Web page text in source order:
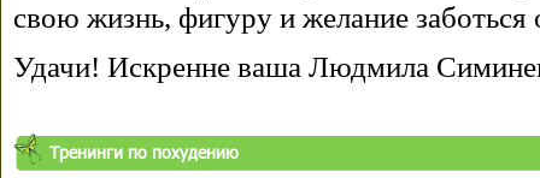
свою жизнь, фигуру и желание заботься
Удачи! Искренне ваша Людмила
Тренинги по похудению